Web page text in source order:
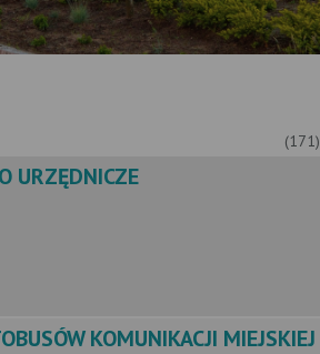
(171)
URZĘDNICZE
KOMUNIKACJI MIEJSKIEJ